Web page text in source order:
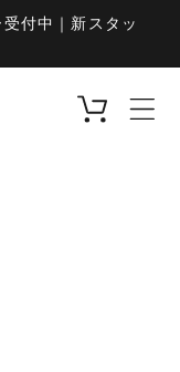
付中｜新スタッ
カ
ー